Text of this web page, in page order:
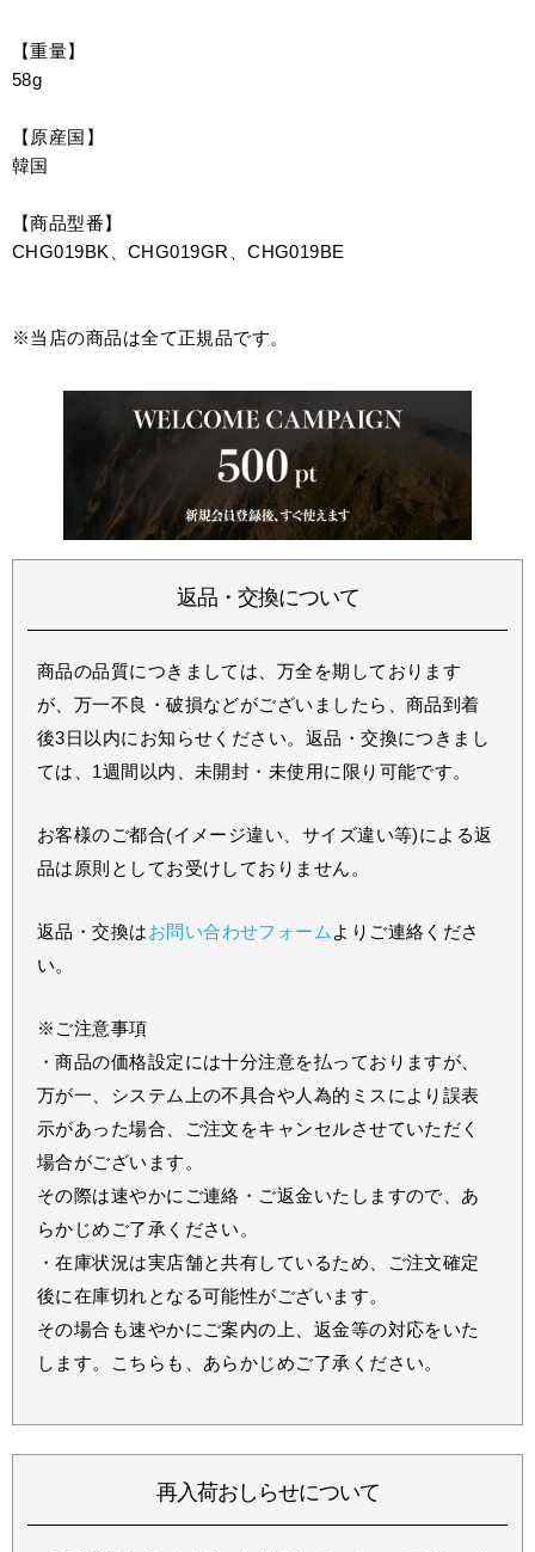
【重量】
58g
【原産国】
韓国
【商品型番】
CHG019BK、CHG019GR、CHG019BE
※当店の商品は全て正規品です。
返品・交換について
商品の品質につきましては、万全を期しております
が、万一不良・破損などがございましたら、商品到着
後3日以内にお知らせください。返品・交換につきまし
ては、1週間以内、未開封・未使用に限り可能です。
お客様のご都合(イメージ違い、サイズ違い等)による返
品は原則としてお受けしておりません。
返品・交換はお問い合わせフォーム よりご連絡くださ
い。
※ご注意事項
・商品の価格設定には十分注意を払っておりますが、
万が一、システム上の不具合や人為的ミスにより誤表
示があった場合、ご注文をキャンセルさせていただく
場合がございます。
その際は速やかにご連絡・ご返金いたしますので、あ
らかじめご了承ください。
・在庫状況は実店舗と共有しているため、ご注文確定
後に在庫切れとなる可能性がございます。
その場合も速やかにご案内の上、返金等の対応をいた
します。こちらも、あらかじめご了承ください。
再入荷おしらせについて